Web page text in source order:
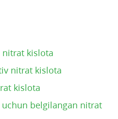
nitrat kislota
nitrat kislota
kislota
belgilangan nitrat